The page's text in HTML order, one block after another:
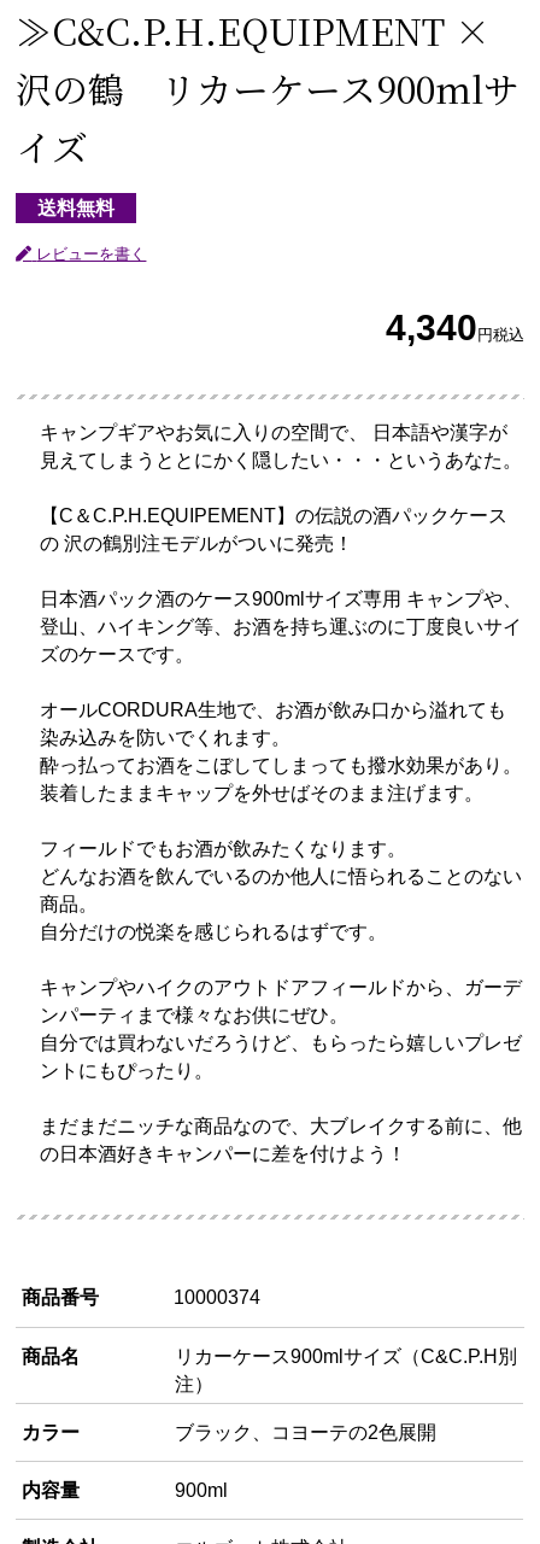
≫C&C.P.H.EQUIPMENT ×
沢の鶴 リカーケース900mlサ
イズ
送料無料
レビューを書く
4,340 円税込
キャンプギアやお気に入りの空間で、 日本語や漢字が
見えてしまうととにかく隠したい・・・というあなた。
【C＆C.P.H.EQUIPEMENT】の伝説の酒パックケース
の 沢の鶴別注モデルがついに発売！
日本酒パック酒のケース900mlサイズ専用 キャンプや、
登山、ハイキング等、お酒を持ち運ぶのに丁度良いサイ
ズのケースです。
オールCORDURA生地で、お酒が飲み口から溢れても
染み込みを防いでくれます。
酔っ払ってお酒をこぼしてしまっても撥水効果があり。
装着したままキャップを外せばそのまま注げます。
フィールドでもお酒が飲みたくなります。
どんなお酒を飲んでいるのか他人に悟られることのない
商品。
自分だけの悦楽を感じられるはずです。
キャンプやハイクのアウトドアフィールドから、ガーデ
ンパーティまで様々なお供にぜひ。
自分では買わないだろうけど、もらったら嬉しいプレゼ
ントにもぴったり。
まだまだニッチな商品なので、大ブレイクする前に、他
の日本酒好きキャンパーに差を付けよう！
商品番号 10000374
商品名
リカーケース900mlサイズ（C&C.P.H別
注）
カラー ブラック、コヨーテの2色展開
内容量 900ml